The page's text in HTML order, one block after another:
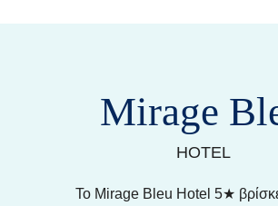
Mirage
HOTEL
Το Mirage Bleu Hotel 5★